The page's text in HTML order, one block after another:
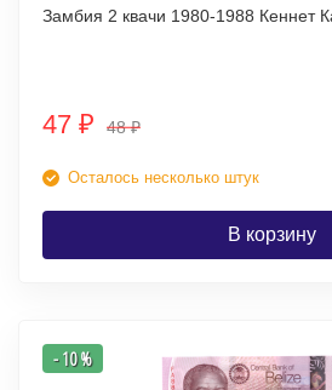
47 ₽ 48₽
Осталось несколько штук
В корзину
- 10 %